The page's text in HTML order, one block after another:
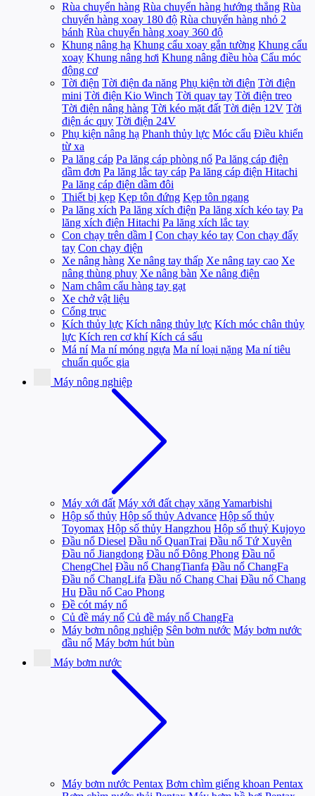
Rùa chuyển hàng Rùa chuyển hàng hướng thẳng Rùa
chuyển hàng xoay 180 độ Rùa chuyển hàng nhỏ 2
bánh Rùa chuyển hàng xoay 360 độ
Khung nâng hạ Khung cẩu xoay gắn tường Khung cẩu
xoay Khung nâng hơi Khung nâng điều hòa Cẩu móc
động cơ
Tời điện Tời điện đa năng Phụ kiện tời điện Tời điện
mini Tời điện Kio Winch Tời quay tay Tời điện treo
Tời điện nâng hàng Tời kéo mặt đất Tời điện 12V Tời
điện ác quy Tời điện 24V
Phụ kiện nâng hạ Phanh thủy lực Móc cẩu Điều khiển
từ xa
Pa lăng cáp Pa lăng cáp phòng nổ Pa lăng cáp điện
dầm đơn Pa lăng lắc tay cáp Pa lăng cáp điện Hitachi
Pa lăng cáp điện dầm đôi
Thiết bị kẹp Kẹp tôn đứng Kẹp tôn ngang
Pa lăng xích Pa lăng xích điện Pa lăng xích kéo tay Pa
lăng xích điện Hitachi Pa lăng xích lắc tay
Con chạy trên dầm I Con chạy kéo tay Con chạy đẩy
tay Con chạy điện
Xe nâng hàng Xe nâng tay thấp Xe nâng tay cao Xe
nâng thùng phuy Xe nâng bàn Xe nâng điện
Nam châm cẩu hàng tay gạt
Xe chở vật liệu
Cổng trục
Kích thủy lực Kích nâng thủy lực Kích móc chân thủy
lực Kích ren cơ khí Kích cá sấu
Má ní Ma ní móng ngựa Ma ní loại nặng Ma ní tiêu
chuẩn quốc gia
Máy nông nghiệp
Máy xới đất Máy xới đất chạy xăng Yamarbishi
Hộp số thủy Hộp số thủy Advance Hộp số thủy
Toyomax Hộp số thủy Hangzhou Hộp số thuỷ Kujoyo
Đầu nổ Diesel Đầu nổ QuanTrai Đầu nổ Tứ Xuyên
Đầu nổ Jiangdong Đầu nổ Đông Phong Đầu nổ
ChengChel Đầu nổ ChangTianfa Đầu nổ ChangFa
Đầu nổ ChangLifa Đầu nổ Chang Chai Đầu nổ Chang
Hu Đầu nổ Cao Phong
Đề cót máy nổ
Củ đề máy nổ Củ đề máy nổ ChangFa
Máy bơm nông nghiệp Sên bơm nước Máy bơm nước
đầu nổ Máy bơm hút bùn
Máy bơm nước
Máy bơm nước Pentax Bơm chìm giếng khoan Pentax